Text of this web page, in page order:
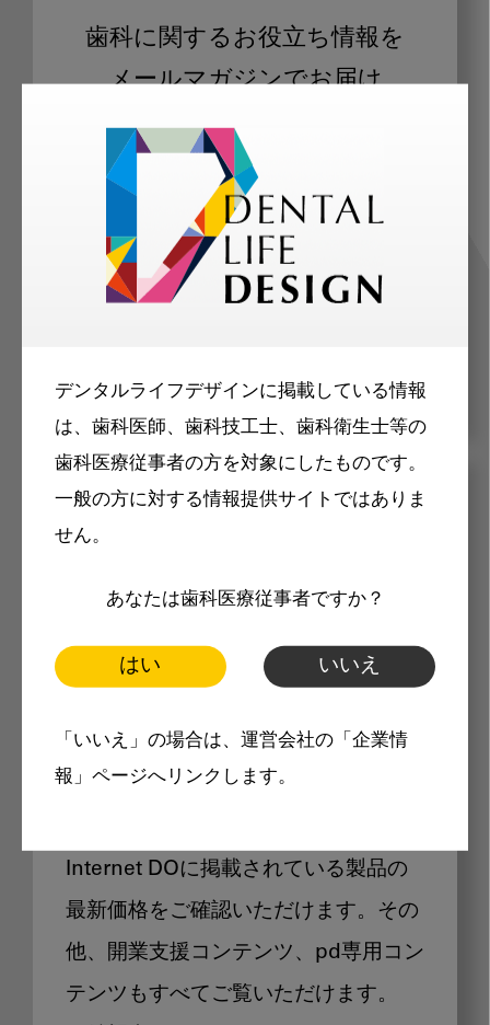
デンタルライフデザインに掲載している情報
は、歯科医師、歯科技工士、歯科衛生士等の
歯科医療従事者の方を対象にしたものです。
一般の方に対する情報提供サイトではありま
せん。
あなたは歯科医療従事者ですか？
はい いいえ
「いいえ」の場合は、運営会社の「企業情
報」ページへリンクします。
歯科に関するお役立ち情報を
メールマガジンでお届け
ご登録いただいた職種（歯科医師、歯
科衛生士、歯科技工士）に合わせた内
容のメールマガジンをお届けします。
メリット
製品価格も閲覧可能
Internet DOに掲載されている製品の
最新価格をご確認いただけます。その
他、開業支援コンテンツ、pd専用コン
テンツもすべてご覧いただけます。